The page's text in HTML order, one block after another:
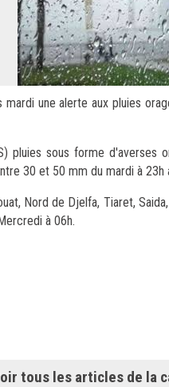
une alerte aux pluies
pluies sous forme d'averses
30 et 50 mm du mardi à 23h
Nord de Djelfa, Tiaret,
à 06h.
tous les articles de la